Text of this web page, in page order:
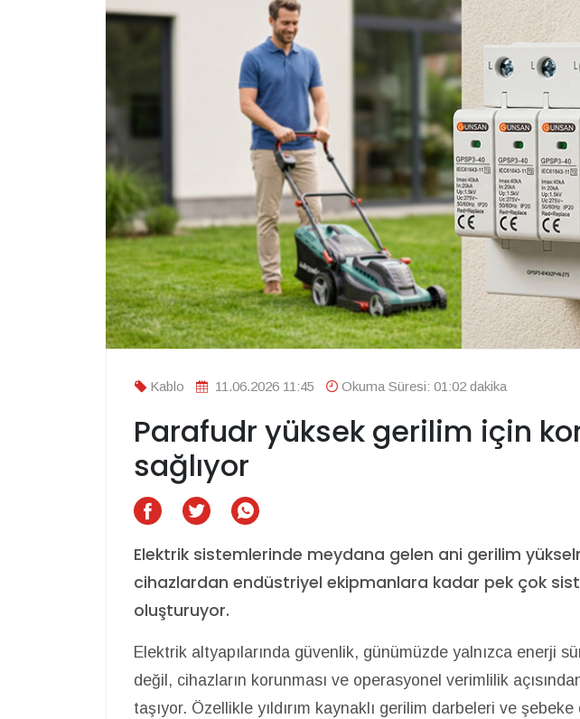
Kablo 11.06.2026 11:45 Okuma Süresi: 01:02 dakika
Parafudr yüksek gerilim için
sağlıyor
Elektrik sistemlerinde meydana gelen ani gerilim
cihazlardan endüstriyel ekipmanlara kadar pek çok
oluşturuyor.
Elektrik altyapılarında güvenlik, günümüzde yalnızca enerji
değil, cihazların korunması ve operasyonel verimlilik
taşıyor. Özellikle yıldırım kaynaklı gerilim darbeleri ve şebeke